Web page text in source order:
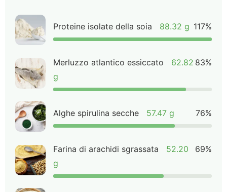
Proteine isolate della soia 88.32 g 117%
Merluzzo atlantico essiccato
62.82
g
83%
Alghe spirulina secche 57.47 g 76%
Farina di arachidi sgrassata
52.20
g
69%